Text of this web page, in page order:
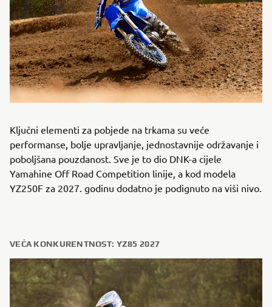
Ključni elementi za pobjede na trkama su veće
performanse, bolje upravljanje, jednostavnije održavanje i
poboljšana pouzdanost. Sve je to dio DNK-a cijele
Yamahine Off Road Competition linije, a kod modela
YZ250F za 2027. godinu dodatno je podignuto na viši nivo.
VEĆA KONKURENTNOST: YZ85 2027